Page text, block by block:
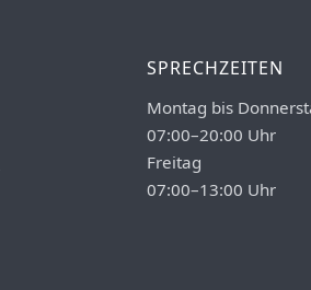
SPRECHZEITEN
Montag bis
07:00–20:00 Uhr
Freitag
07:00–13:00 Uhr